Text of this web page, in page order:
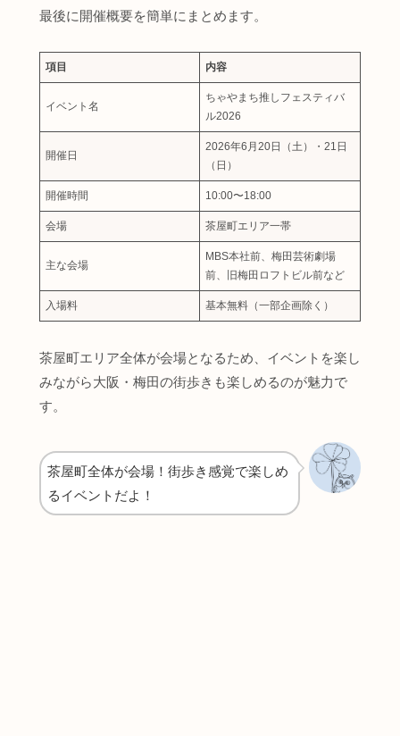
最後に開催概要を簡単にまとめます。
項目 内容
イベント名
ちゃやまち推しフェスティバ
ル2026
開催日
2026年6月20日（土）・21日
（日）
開催時間 10:00〜18:00
会場 茶屋町エリア一帯
主な会場
MBS本社前、梅田芸術劇場
前、旧梅田ロフトビル前など
入場料 基本無料（一部企画除く）
茶屋町エリア全体が会場となるため、イベントを楽し
みながら大阪・梅田の街歩きも楽しめるのが魅力で
す。
茶屋町全体が会場！街歩き感覚で楽しめ
るイベントだよ！